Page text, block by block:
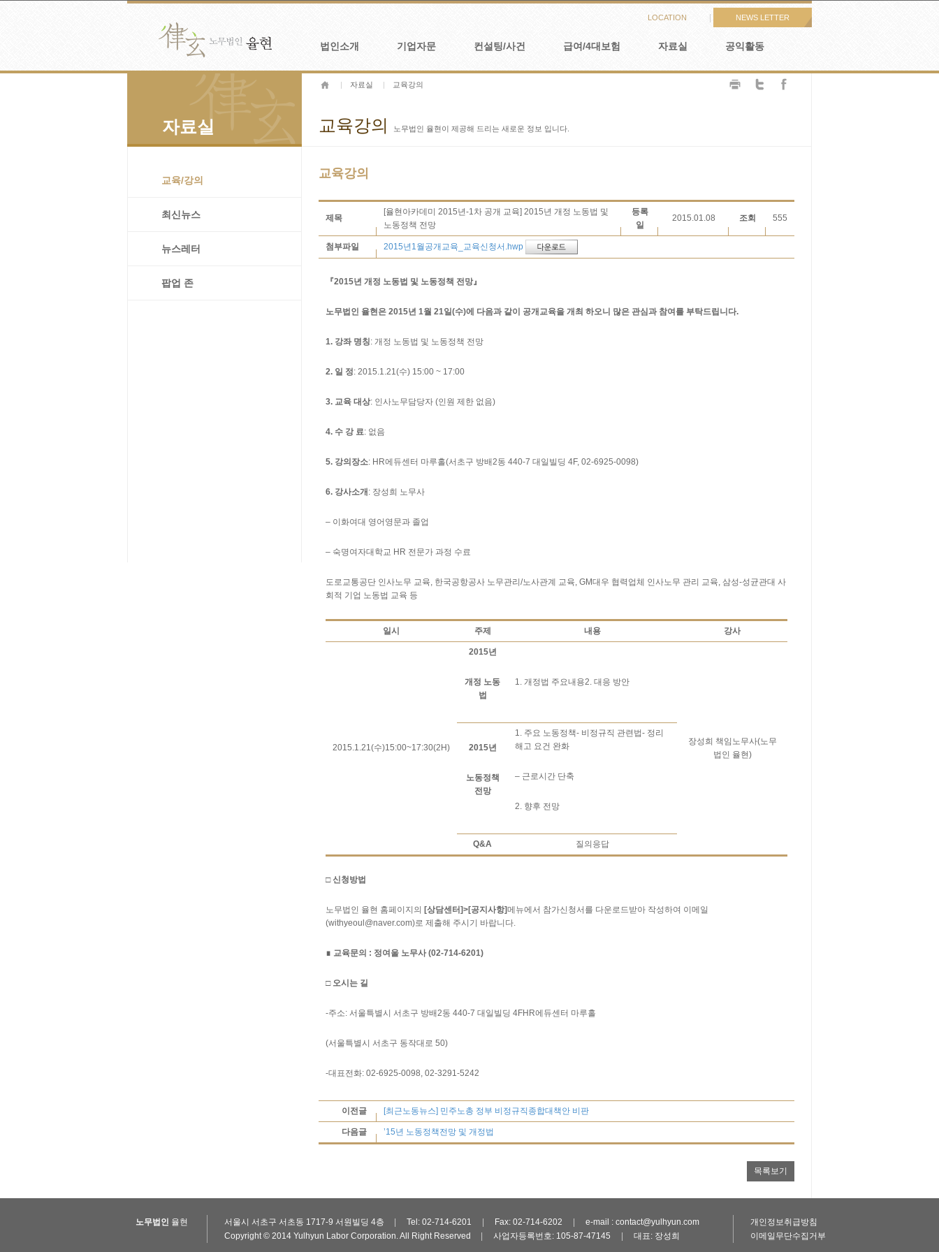
LOCATION NEWS LETTER
법인소개 기업자문 컨설팅/사건 급여/4대보험 자료실 공익활동
자료실
교육/강의
최신뉴스
뉴스레터
팝업 존
| 자료실 | 교육강의
교육강의 노무법인 율현이 제공해 드리는 새로운 정보 입니다.
교육강의
제목
[율현아카데미 2015년-1차 공개 교육] 2015년 개정 노동법 및
노동정책 전망
등록
일
2015.01.08 조회 555
첨부파일 2015년1월공개교육_교육신청서.hwp
『2015년 개정 노동법 및 노동정책 전망』
노무법인 율현은 2015년 1월 21일(수)에 다음과 같이 공개교육을 개최 하오니 많은 관심과 참여를 부탁드립니다.
1. 강좌 명칭: 개정 노동법 및 노동정책 전망
2. 일 정: 2015.1.21(수) 15:00 ~ 17:00
3. 교육 대상: 인사노무담당자 (인원 제한 없음)
4. 수 강 료: 없음
5. 강의장소: HR에듀센터 마루홀(서초구 방배2동 440-7 대일빌딩 4F, 02-6925-0098)
6. 강사소개 : 장성희 노무사
– 이화여대 영어영문과 졸업
– 숙명여자대학교 HR 전문가 과정 수료
도로교통공단 인사노무 교육, 한국공항공사 노무관리/노사관계 교육, GM대우 협력업체 인사노무 관리 교육, 삼성-성균관대 사
회적 기업 노동법 교육 등
일시 주제 내용 강사
2015.1.21(수)15:00~17:30(2H)
2015년
개정 노동
법
1. 개정법 주요내용2. 대응 방안
장성희 책임노무사(노무
법인 율현)
2015년
노동정책
전망
1. 주요 노동정책- 비정규직 관련법- 정리
해고 요건 완화
– 근로시간 단축
2. 향후 전망
Q&A 질의응답
□신청방법
노무법인 율현 홈페이지의 [상담센터]>[공지사항]메뉴에서 참가신청서를 다운로드받아 작성하여 이메일
(withyeoul@naver.com)로 제출해 주시기 바랍니다.
∎ 교육문의 : 정여울 노무사(02-714-6201)
□ 오시는 길
-주소: 서울특별시 서초구 방배2동 440-7 대일빌딩 4FHR에듀센터 마루홀
(서울특별시 서초구 동작대로 50)
-대표전화: 02-6925-0098, 02-3291-5242
이전글 [최근노동뉴스] 민주노총 정부 비정규직종합대책안 비판
다음글 ’15년 노동정책전망 및 개정법
목록보기
노무법인 율현 서울시 서초구 서초동 1717-9 서원빌딩 4층 Tel: 02-714-6201 Fax: 02-714-6202
e-mail : contact@yulhyun.com
Copyright © 2014 Yulhyun Labor Corporation. All Right Reserved
사업자등록번호: 105-87-47145 대표: 장성희
개인정보취급방침
이메일무단수집거부